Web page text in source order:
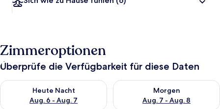
Zimmeroptionen
Überprüfe die Verfügbarkeit für diese Daten
Heute Nacht
Aug. 6 - Aug. 7
Überprüfe die Verfügbarkeit für heute Nacht, Aug. 6 - Aug. 7.
Morgen
Aug. 7 - Aug. 8
Überprüfe die Verfügbarkeit